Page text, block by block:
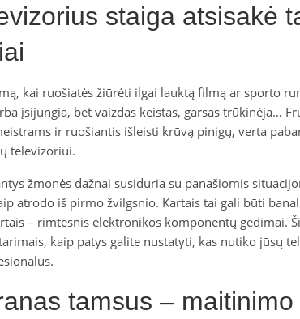
staiga atsisakė
kai ruošiatės žiūrėti ilgai lauktą filmą ar sporto
įsijungia, bet vaizdas keistas, garsas trūkinėja…
ir ruošiantis išleisti krūvą pinigų, verta
televizoriui.
žmonės dažnai susiduria su panašiomis
atrodo iš pirmo žvilgsnio. Kartais tai gali būti
– rimtesnis elektronikos komponentų gedimai.
kaip patys galite nustatyti, kas nutiko jūsų
tamsus –